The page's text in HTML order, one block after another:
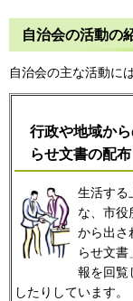
自治会の活動の
自治会の主な活動に
行政や地域か
らせ文書の配布
生活する
な、市役
から出さ
らせ文書
報を回覧
したりしています。